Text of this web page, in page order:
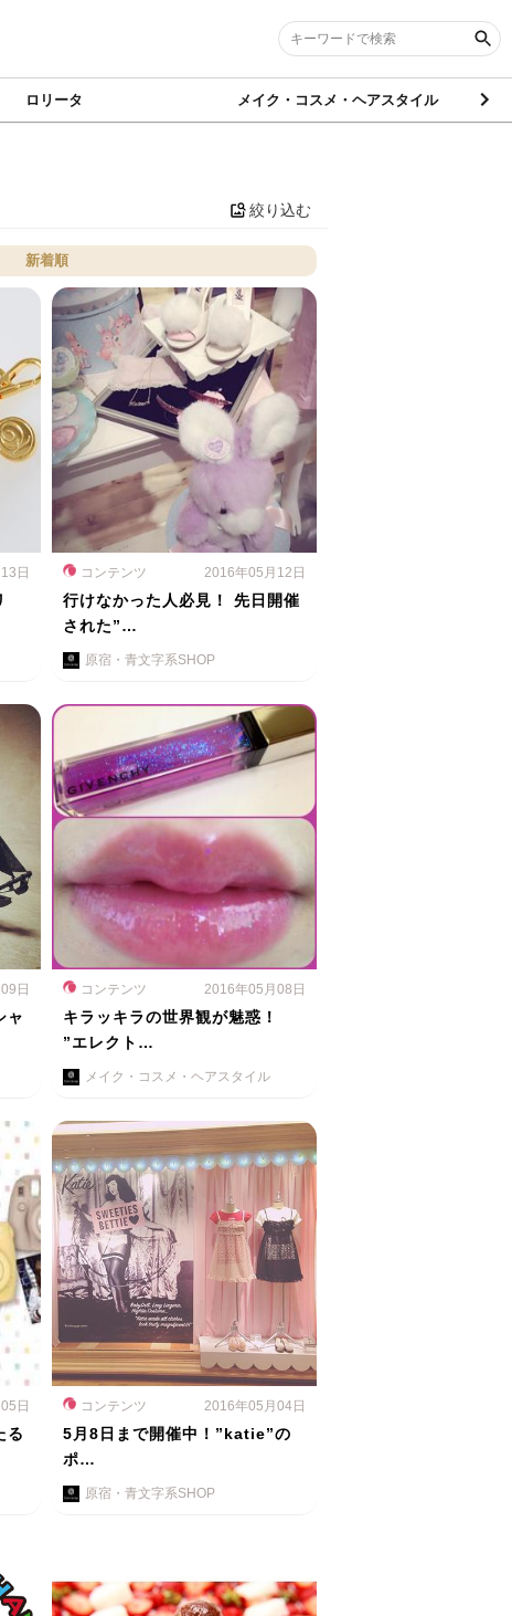
ロリータ メイク・コスメ・ヘアスタイル
絞り込む
新着順
日 コンテンツ 2016年05月12日
行けなかった人必見！ 先日開催
された”…
原宿・青文字系SHOP
日
ャ
コンテンツ 2016年05月08日
キラッキラの世界観が魅惑！
”エレクト…
メイク・コスメ・ヘアスタイル
日
る
コンテンツ 2016年05月04日
5月8日まで開催中！”katie”の
ポ…
原宿・青文字系SHOP